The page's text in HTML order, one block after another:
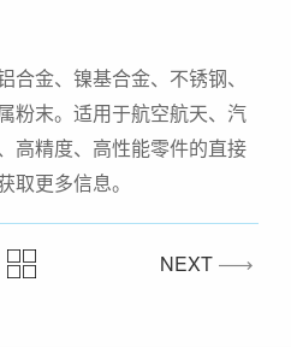
合金、镍基合金、不锈钢、
粉末。适用于航空航天、汽
高精度、高性能零件的直接
取更多信息。
NEXT